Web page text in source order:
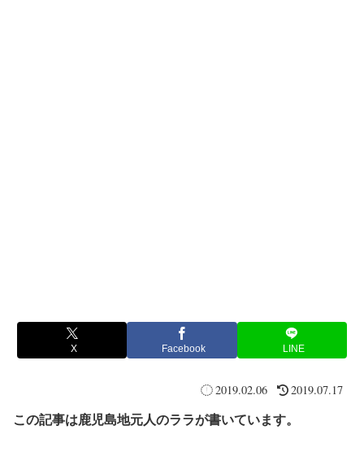
X Facebook LINE
2019.02.06 2019.07.17
この記事は鹿児島地元人のララが書いています。